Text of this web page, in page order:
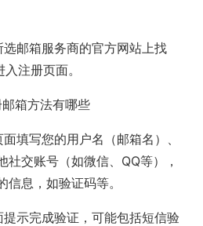
邮箱服务商的官方网站上找
注册页面。
填写您的用户名（邮箱名）、
社交账号（如微信、QQ等），
息，如验证码等。
示完成验证，可能包括短信验